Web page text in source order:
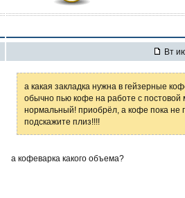
Вт
а какая закладка нужна в гейзерные
обычно пью кофе на работе с
нормальный! приобрёл, а кофе пока не
подскажите плиз!!!!
а кофеварка какого объема?